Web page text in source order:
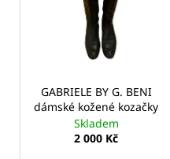
GABRIELE BY G. BENI
dámské kožené kozačky
Skladem
2 000 Kč